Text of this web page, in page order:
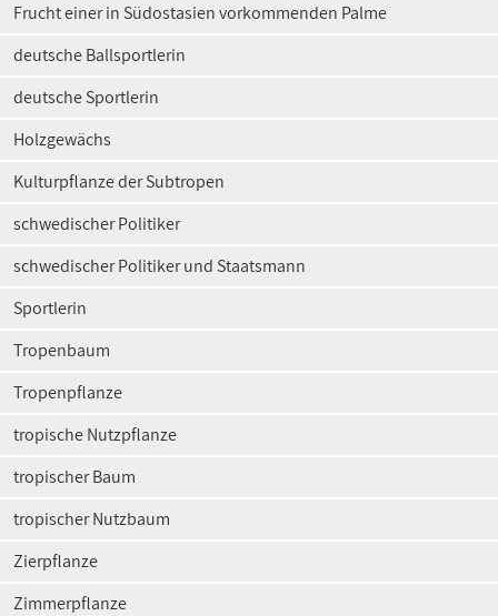
Frucht einer in Südostasien vorkommenden Palme
deutsche Ballsportlerin
deutsche Sportlerin
Holzgewächs
Kulturpflanze der Subtropen
schwedischer Politiker
schwedischer Politiker und Staatsmann
Sportlerin
Tropenbaum
Tropenpflanze
tropische Nutzpflanze
tropischer Baum
tropischer Nutzbaum
Zierpflanze
Zimmerpflanze